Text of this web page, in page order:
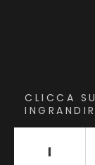
CLICCA